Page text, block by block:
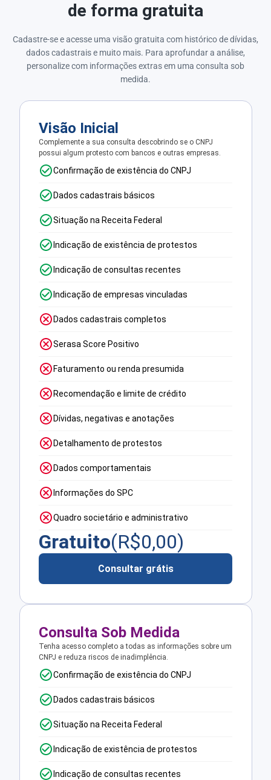
de forma gratuita
Cadastre-se e acesse uma visão gratuita com histórico de dívidas,
dados cadastrais e muito mais. Para aprofundar a análise,
personalize com informações extras em uma consulta sob
medida.
Visão Inicial
Complemente a sua consulta descobrindo se o CNPJ
possui algum protesto com bancos e outras empresas.
Confirmação de existência do CNPJ
Dados cadastrais básicos
Situação na Receita Federal
Indicação de existência de protestos
Indicação de consultas recentes
Indicação de empresas vinculadas
Dados cadastrais completos
Serasa Score Positivo
Faturamento ou renda presumida
Recomendação e limite de crédito
Dívidas, negativas e anotações
Detalhamento de protestos
Dados comportamentais
Informações do SPC
Quadro societário e administrativo
Gratuito(R$0,00)
Consultar grátis
Consulta Sob Medida
Tenha acesso completo a todas as informações sobre um
CNPJ e reduza riscos de inadimplência.
Confirmação de existência do CNPJ
Dados cadastrais básicos
Situação na Receita Federal
Indicação de existência de protestos
Indicação de consultas recentes